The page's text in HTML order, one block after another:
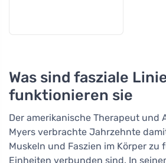
Was sind fasziale
funktionieren sie
Der amerikanische Therapeut und
Myers verbrachte Jahrzehnte
Muskeln und Faszien im Körper zu
Einheiten verbunden sind. In